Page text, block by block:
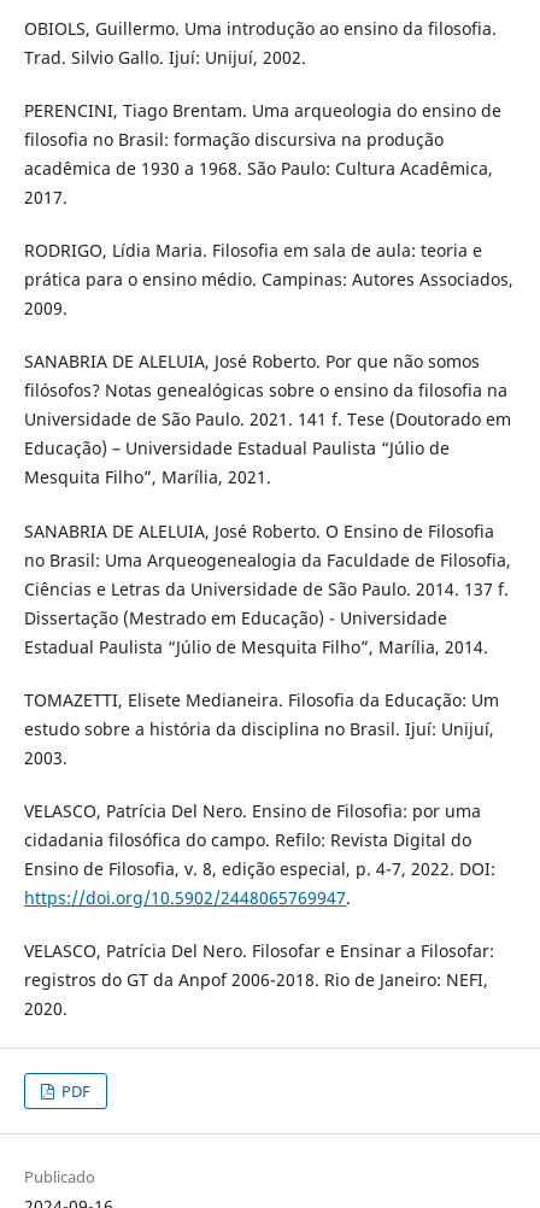
OBIOLS, Guillermo. Uma introdução ao ensino da filosofia.
Trad. Silvio Gallo. Ijuí: Unijuí, 2002.
PERENCINI, Tiago Brentam. Uma arqueologia do ensino de
filosofia no Brasil: formação discursiva na produção
acadêmica de 1930 a 1968. São Paulo: Cultura Acadêmica,
2017.
RODRIGO, Lídia Maria. Filosofia em sala de aula: teoria e
prática para o ensino médio. Campinas: Autores Associados,
2009.
SANABRIA DE ALELUIA, José Roberto. Por que não somos
filósofos? Notas genealógicas sobre o ensino da filosofia na
Universidade de São Paulo. 2021. 141 f. Tese (Doutorado em
Educação) – Universidade Estadual Paulista “Júlio de
Mesquita Filho”, Marília, 2021.
SANABRIA DE ALELUIA, José Roberto. O Ensino de Filosofia
no Brasil: Uma Arqueogenealogia da Faculdade de Filosofia,
Ciências e Letras da Universidade de São Paulo. 2014. 137 f.
Dissertação (Mestrado em Educação) - Universidade
Estadual Paulista “Júlio de Mesquita Filho”, Marília, 2014.
TOMAZETTI, Elisete Medianeira. Filosofia da Educação: Um
estudo sobre a história da disciplina no Brasil. Ijuí: Unijuí,
2003.
VELASCO, Patrícia Del Nero. Ensino de Filosofia: por uma
cidadania filosófica do campo. Refilo: Revista Digital do
Ensino de Filosofia, v. 8, edição especial, p. 4-7, 2022. DOI:
https://doi.org/10.5902/2448065769947.
VELASCO, Patrícia Del Nero. Filosofar e Ensinar a Filosofar:
registros do GT da Anpof 2006-2018. Rio de Janeiro: NEFI,
2020.
PDF
Publicado